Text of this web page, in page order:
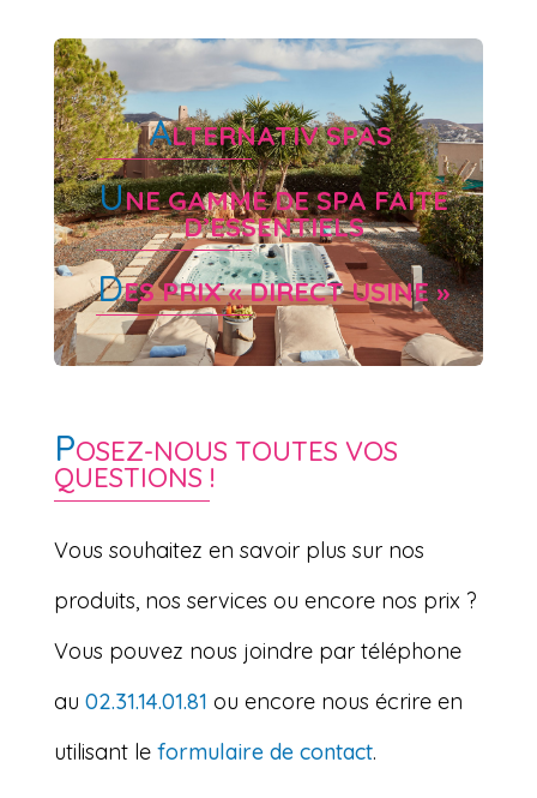
ALTERNATIV SPAS
UNE GAMME DE SPA FAITE
D’ESSENTIELS
DES PRIX « DIRECT USINE »
POSEZ-NOUS TOUTES VOS
QUESTIONS !
Vous souhaitez en savoir plus sur nos
produits, nos services ou encore nos prix ?
Vous pouvez nous joindre par téléphone
au 02.31.14.01.81 ou encore nous écrire en
utilisant le formulaire de contact.